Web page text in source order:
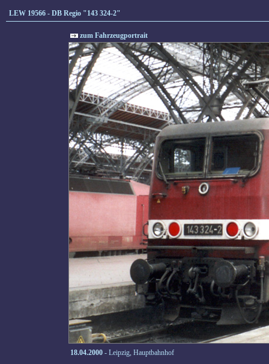
LEW 19566 - DB Regio "143 324-2"
zum Fahrzeugportrait
18.04.2000 - Leipzig, Hauptbahnhof